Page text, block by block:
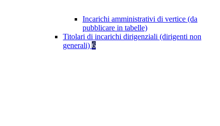
Incarichi amministrativi di vertice (da
pubblicare in tabelle)
Titolari di incarichi dirigenziali (dirigenti non
generali) 6